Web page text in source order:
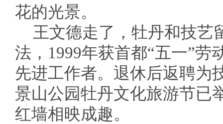
花的光景。
王文德走了，牡丹和技艺
法，1999年获首都“五一”劳
先进工作者。退休后返聘为
景山公园牡丹文化旅游节已
红墙相映成趣。